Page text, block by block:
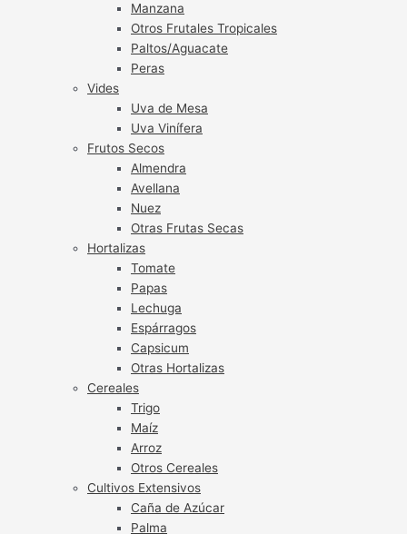
Manzana
Otros Frutales Tropicales
Paltos/Aguacate
Peras
Vides
Uva de Mesa
Uva Vinífera
Frutos Secos
Almendra
Avellana
Nuez
Otras Frutas Secas
Hortalizas
Tomate
Papas
Lechuga
Espárragos
Capsicum
Otras Hortalizas
Cereales
Trigo
Maíz
Arroz
Otros Cereales
Cultivos Extensivos
Caña de Azúcar
Palma